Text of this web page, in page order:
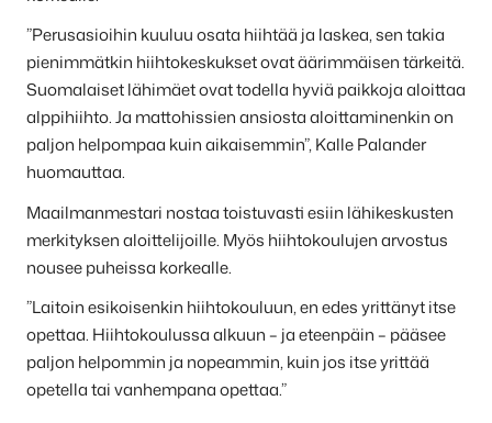
”Perusasioihin kuuluu osata hiihtää ja laskea, sen takia
pienimmätkin hiihtokeskukset ovat äärimmäisen tärkeitä.
Suomalaiset lähimäet ovat todella hyviä paikkoja aloittaa
alppihiihto. Ja mattohissien ansiosta aloittaminenkin on
paljon helpompaa kuin aikaisemmin”, Kalle Palander
huomauttaa.
Maailmanmestari nostaa toistuvasti esiin lähikeskusten
merkityksen aloittelijoille. Myös hiihtokoulujen arvostus
nousee puheissa korkealle.
”Laitoin esikoisenkin hiihtokouluun, en edes yrittänyt itse
opettaa. Hiihtokoulussa alkuun – ja eteenpäin – pääsee
paljon helpommin ja nopeammin, kuin jos itse yrittää
opetella tai vanhempana opettaa.”